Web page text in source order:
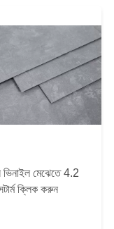
ভিনাইল মেঝেতে 4.2
ক্লিক করুন